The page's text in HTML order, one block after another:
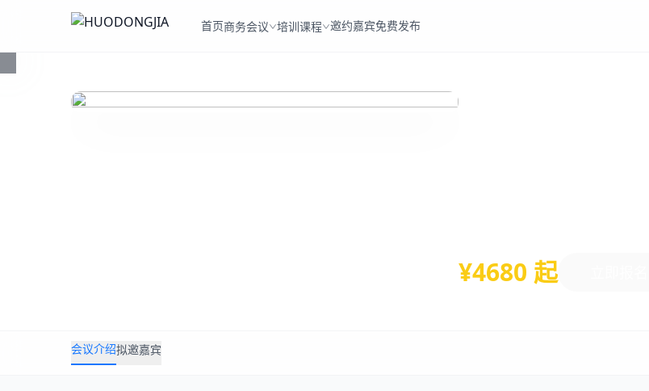
首页商务会议 培训课程 邀约嘉宾免费发布
¥4680 起
会议介绍拟邀嘉宾